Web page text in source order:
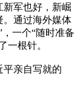
新军也好，新崛
。通过海外媒体
一个“随时准备
一根针。
亲自写就的